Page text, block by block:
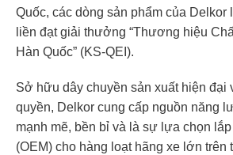
Quốc, các dòng sản phẩm của Delkor
liền đạt giải thưởng “Thương hiệu
Hàn Quốc” (KS-QEI).
Sở hữu dây chuyền sản xuất hiện đại
quyền, Delkor cung cấp nguồn năng
mạnh mẽ, bền bỉ và là sự lựa chọn
(OEM) cho hàng loạt hãng xe lớn trên